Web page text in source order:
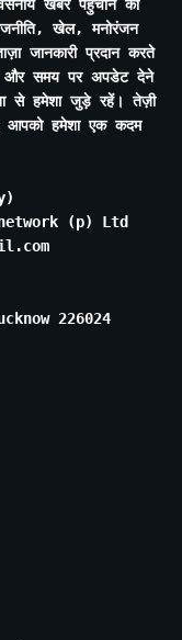
खबरें पहुंचाने का
खेल, मनोरंजन
जानकारी प्रदान करते
और समय पर अपडेट देने
से हमेशा जुड़े रहें। तेज़ी
आपको हमेशा एक कदम
(p) Ltd
226024